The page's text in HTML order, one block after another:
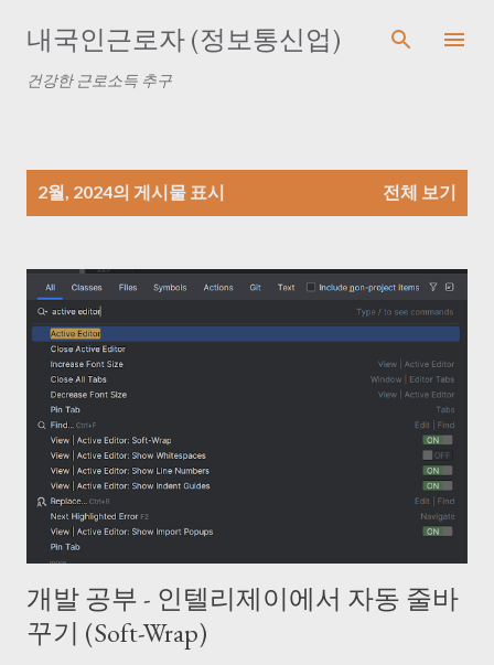
기본 콘텐츠로 건너뛰기
내국인근로자 (정보통신업)
건강한 근로소득 추구
2월, 2024의 게시물 표시 전체 보기
개발 공부 - 인텔리제이에서 자동 줄바
꾸기 (Soft-Wrap)